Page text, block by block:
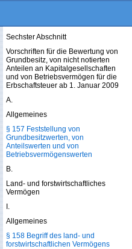
Sechster Abschnitt
Vorschriften für die Bewertung von
Grundbesitz, von nicht notierten
Anteilen an Kapitalgesellschaften
und von Betriebsvermögen für die
Erbschaftsteuer ab 1. Januar 2009
A.
Allgemeines
§ 157 Feststellung von
Grundbesitzwerten, von
Anteilswerten und von
Betriebsvermögenswerten
B.
Land- und forstwirtschaftliches
Vermögen
I.
Allgemeines
§ 158 Begriff des land- und
forstwirtschaftlichen Vermögens